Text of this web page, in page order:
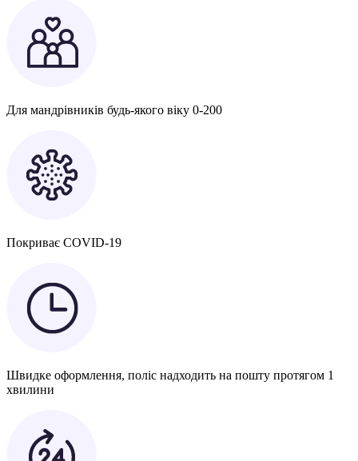
Для мандрівників будь-якого віку 0-200
Покриває COVID-19
Швидке оформлення, поліс надходить на пошту протягом 1
хвилини